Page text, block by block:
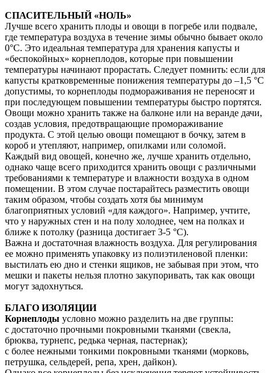
СПАСИТЕЛЬНЫЙ «НОЛЬ»
Лучше всего хранить плоды и овощи в погребе или подвале,
где температура воздуха в течение зимы обычно бывает около
0°C. Это идеальная температура для хранения капусты и
«беспокойных» корнеплодов, которые при повышении
температуры начинают прорастать. Следует помнить: если для
капусты кратковременные понижения температуры до –1,5 °C
допустимы, то корнеплоды подмораживания не переносят и
при последующем повышении температуры быстро портятся.
Овощи можно хранить также на балконе или на веранде дачи,
создав условия, предотвращающие промораживание
продукта. С этой целью овощи помещают в бочку, затем в
короб и утепляют, например, опилками или соломой.
Каждый вид овощей, конечно же, лучше хранить отдельно,
однако чаще всего приходится хранить овощи с различными
требованиями к температуре и влажности воздуха в одном
помещении. В этом случае постарайтесь разместить овощи
таким образом, чтобы создать хотя бы минимум
благоприятных условий «для каждого». Например, учтите,
что у наружных стен и на полу холоднее, чем на полках и
ближе к потолку (разница достигает 3-5 °C).
Важна и достаточная влажность воздуха. Для регулирования
ее можно применять упаковку из полиэтиленовой пленки:
выстилать ею дно и стенки ящиков, не забывая при этом, что
мешки и пакеты нельзя плотно закупоривать, так как овощи
могут задохнуться.
БЛАГО ИЗОЛЯЦИИ
Корнеплоды условно можно разделить на две группы:
с достаточно прочными покровными тканями (свекла,
брюква, турнепс, редька черная, пастернак);
с более нежными тонкими покровными тканями (морковь,
петрушка, сельдерей, репа, хрен, дайкон).